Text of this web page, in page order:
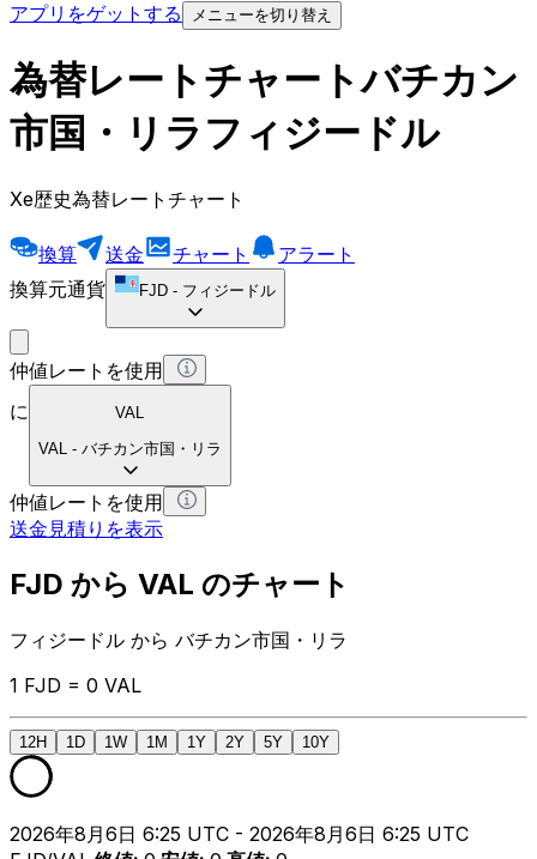
アプリをゲットする
メニューを切り替え
為替レートチャートバチカン
市国・リラフィジードル
Xe歴史為替レートチャート
換算 送金 チャート
アラート
換算元通貨
FJD - フィジードル
仲値レートを使用
に
VAL
VAL - バチカン市国・リラ
仲値レートを使用
送金見積りを表示
FJD から VAL のチャート
フィジードル から バチカン市国・リラ
1 FJD = 0 VAL
12H 1D 1W 1M 1Y 2Y 5Y 10Y
2026年8月6日 6:25 UTC - 2026年8月6日 6:25 UTC